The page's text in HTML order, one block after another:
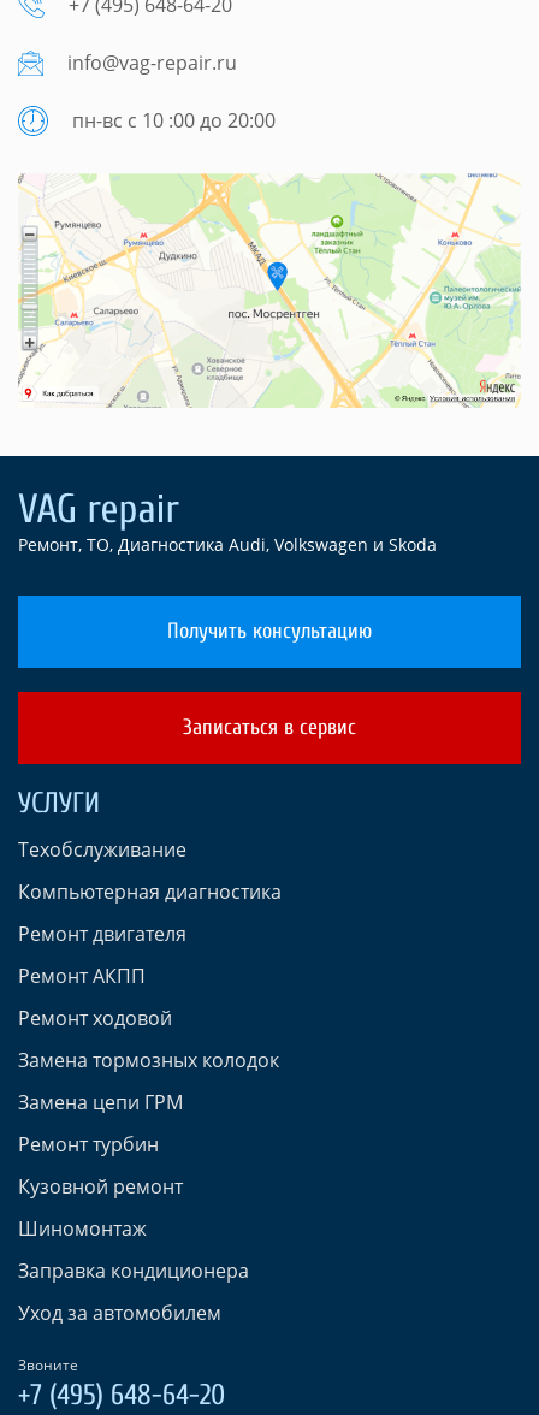
info@vag-repair.ru
пн-вс с 10 :00 до 20:00
Ремонт, ТО, Диагностика Audi, Volkswagen и Skoda
Получить консультацию
Записаться в сервис
УСЛУГИ
Техобслуживание
Компьютерная диагностика
Ремонт двигателя
Ремонт АКПП
Ремонт ходовой
Замена тормозных колодок
Замена цепи ГРМ
Ремонт турбин
Кузовной ремонт
Шиномонтаж
Заправка кондиционера
Уход за автомобилем
Звоните
+7 (495) 648-64-20